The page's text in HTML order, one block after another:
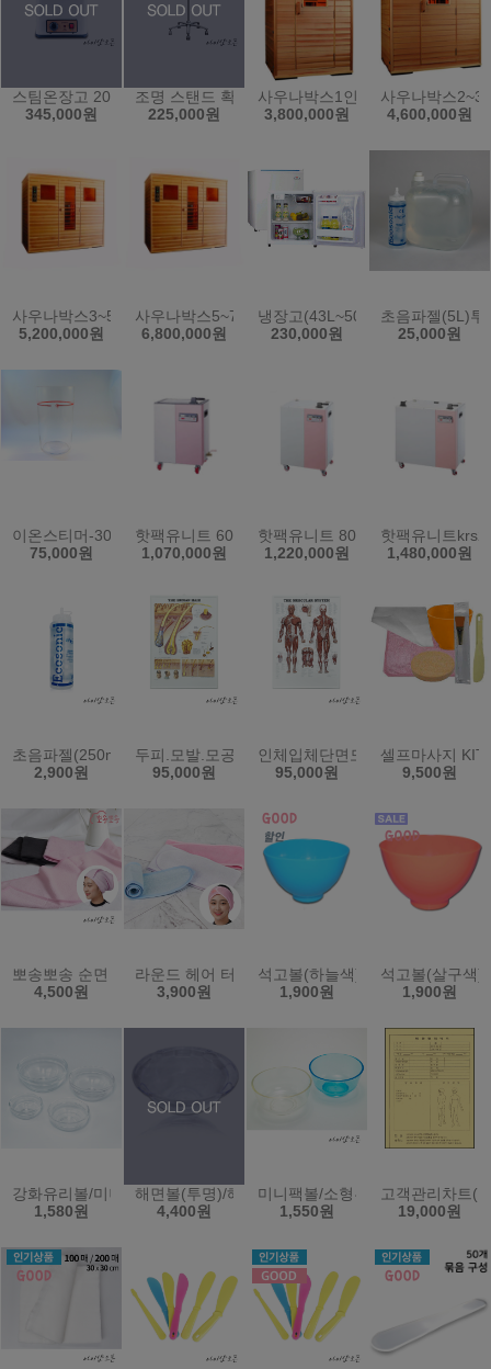
스팀온장고 20L/전기온장고/보온/업소용/KRS-4PS
345,000원
조명 스탠드 확대경 SK-101 돋보기 피부 작업용
225,000원
사우나박스1인용
3,800,000원
사우나박스2~3
4,600,000원
사우나박스3~5인용
5,200,000원
사우나박스5~7인용
6,800,000원
냉장고(43L~50L)
230,000원
초음파젤(5L)투
25,000원
이온스티머-303A비이커
75,000원
핫팩유니트 60L KRS-8PD (한국)
1,070,000원
핫팩유니트 80L KRS-12PD (한국)
1,220,000원
핫팩유니트
1,480,000원
초음파젤(250ml) (원산지:한국)
2,900원
두피.모발.모공단면도/입체단면/병원.미용샵
95,000원
인체입체단면도/근육단면도/입체
95,000원
셀프마사지 KIT
9,500원
뽀송뽀송 순면 헤어터번/미용실/피부관리실/시험재료/머리띠
4,500원
라운드 헤어 터번 소형 밸크로 찍찍이 헤어밴드
3,900원
석고볼(하늘색)고무볼 (원산지:한
1,900원
석고볼(살구색)
1,900원
강화유리볼/미니볼/팩볼/유리볼(한국)
1,580원
해면볼(투명)/해면그릇/마사지샵.병원/다용도볼-한국
4,400원
미니팩볼/소형투명볼/곡물팩볼/화
1,550원
고객관리차트(
19,000원